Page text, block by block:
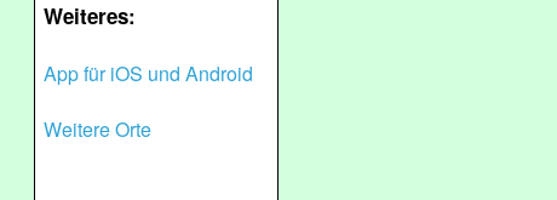
Weiteres:
App für iOS und Android
Weitere Orte